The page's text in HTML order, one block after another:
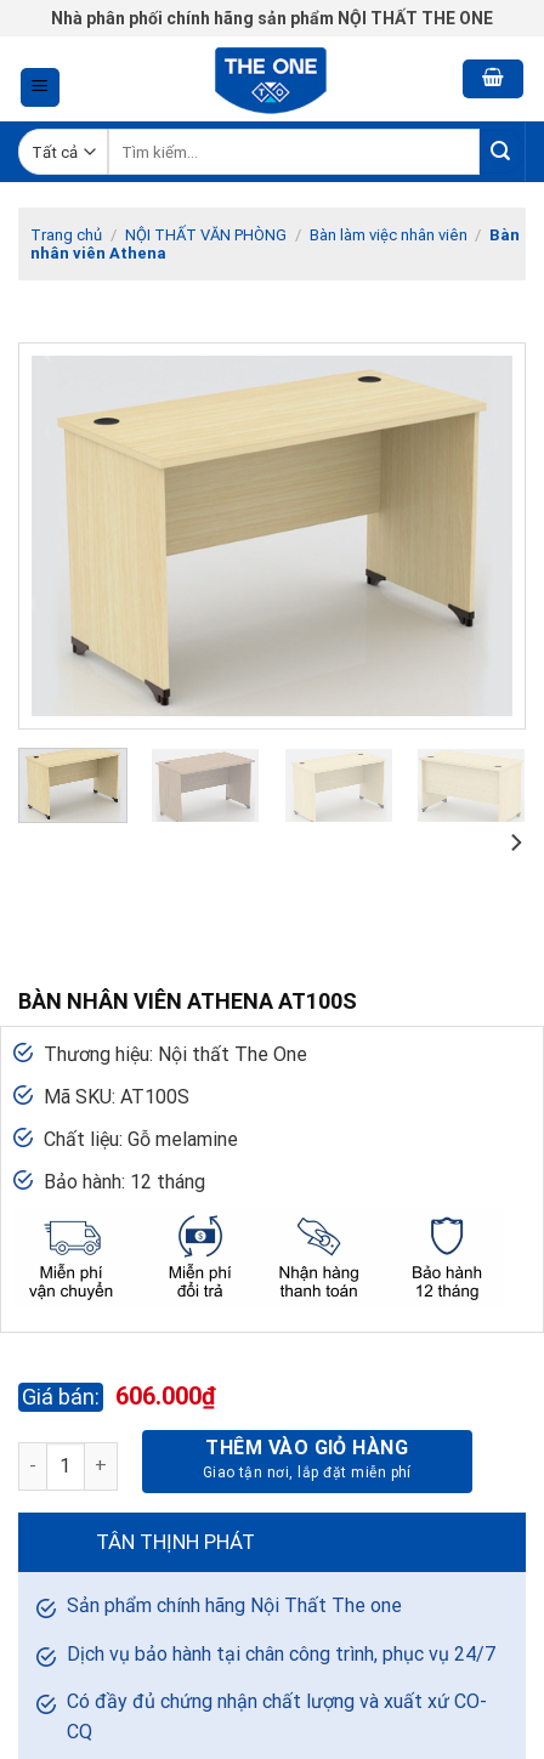
Chuyển
nội
dung
Nhà phân phối chính hãng sản phẩm NỘI THẤT THE ONE
kiếm:
Trang chủ / NỘI THẤT VĂN PHÒNG / Bàn làm việc nhân viên / Bàn
nhân viên Athena
BÀN NHÂN VIÊN ATHENA AT100S
Thương hiệu: Nội thất The One
Mã SKU: AT100S
Chất liệu: Gỗ melamine
Bảo hành: 12 tháng
606.000₫
BÀN NHÂN VIÊN ATHENA AT100S số lượng
THÊM VÀO GIỎ HÀNG
TÂN THỊNH PHÁT
Sản phẩm chính hãng Nội Thất The one
Dịch vụ bảo hành tại chân công trình, phục vụ 24/7
Có đầy đủ chứng nhận chất lượng và xuất xứ CO-
CQ